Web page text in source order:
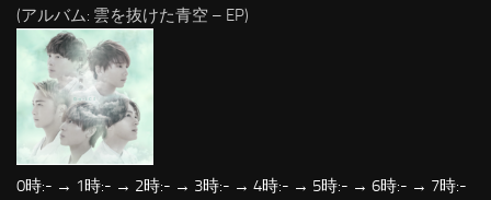
(アルバム: 雲を抜けた青空 – EP)
0時:- → 1時:- → 2時:- → 3時:- → 4時:- → 5時:- → 6時:- → 7時:-